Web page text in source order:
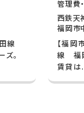
線
。
管理
西鉄天
福岡市
【福岡
線 福
賃貸は